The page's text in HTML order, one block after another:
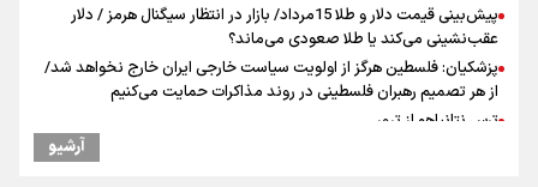
پیش‌بینی قیمت دلار و طلا 15مرداد/ بازار در انتظار سیگنال هرمز / دلار
عقب‌نشینی می‌کند یا طلا صعودی می‌ماند؟
پزشکیان: فلسطین هرگز از اولویت سیاست خارجی ایران خارج نخواهد شد/
از هر تصمیم رهبران فلسطینی در روند مذاکرات حمایت می‌کنیم
ترس نتانیاهو از ترور
فرود یک بالگرد در بیمارستان رمبام در حیفای اشغالی در پی هلاکت ۲
آرشیو